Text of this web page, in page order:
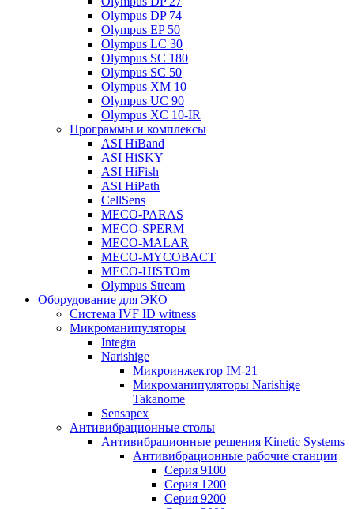
Olympus DP 74
Olympus EP 50
Olympus LC 30
Olympus SC 180
Olympus SC 50
Olympus XM 10
Olympus UC 90
Olympus XC 10-IR
Программы и комплексы
ASI HiBand
ASI HiSKY
ASI HiFish
ASI HiPath
CellSens
MECO-PARAS
MECO-SPERM
MECO-MALAR
MECO-MYCOBACT
MECO-HISTOm
Olympus Stream
Оборудование для ЭКО
Система IVF ID witness
Микроманипуляторы
Integra
Narishige
Микроинжектор IM-21
Микроманипуляторы Narishige
Takanome
Sensapex
Антивибрационные столы
Антивибрационные решения Kinetic Systems
Антивибрационные рабочие станции
Серия 9100
Серия 1200
Серия 9200